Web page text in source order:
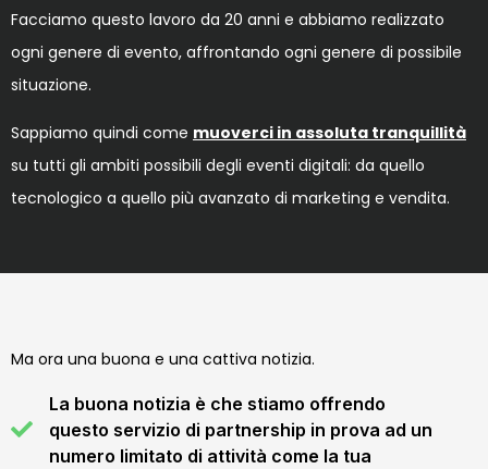
Facciamo questo lavoro da 20 anni e abbiamo realizzato
ogni genere di evento, affrontando ogni genere di possibile
situazione.
Sappiamo quindi come muoverci in assoluta tranquillità
su tutti gli ambiti possibili degli eventi digitali: da quello
tecnologico a quello più avanzato di marketing e vendita.
Ma ora una buona e una cattiva notizia.
La buona notizia è che stiamo offrendo
questo servizio di partnership in prova ad un
numero limitato di attività come la tua